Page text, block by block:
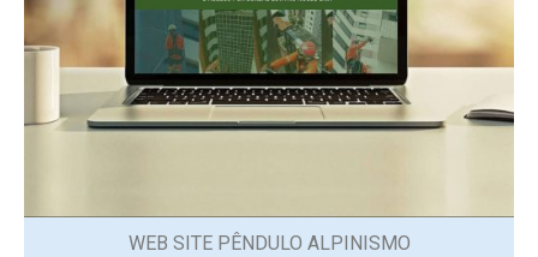
WEB SITE PÊNDULO ALPINISMO